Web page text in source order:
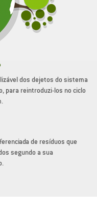
dos dejetos do sistema
para reintroduzi-los no ciclo
de resíduos que
segundo a sua